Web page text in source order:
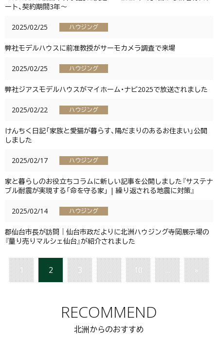
ート、契約期間3年～
2025/02/25 ハウジング
弊社モデルハウスに前准教授がサーモカメラ調査で来場
2025/02/25 ハウジング
弊社ジアスモデルハウスがマイホーム・ナビ2025で放送されました
2025/02/22 ハウジング
けんちく日記「家族と愛猫が暮らす、陽だまりのあるお住まい」公開
しました
2025/02/17 ハウジング
家と暮らしのお役立ちコラムに新しい記事を公開しました『サステナ
ブル耐震が実現する「命を守る家」 | 繰り返される地震に対策』
2025/02/14 ハウジング
郡仙台市長が訪問｜仙台市政だよりに北洲ハウジング寺岡展示場の
『量り売りマルシェ仙台』が紹介されました
1 2 3 ... 10 ... »
RECOMMEND
北洲からのおすすめ